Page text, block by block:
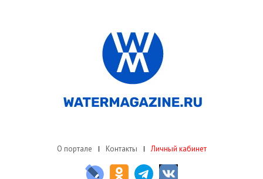
О портале Контакты Личный кабинет